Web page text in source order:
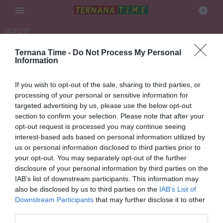
Ternana Time - Do Not Process My Personal
Information
If you wish to opt-out of the sale, sharing to third parties, or
processing of your personal or sensitive information for
targeted advertising by us, please use the below opt-out
section to confirm your selection. Please note that after your
opt-out request is processed you may continue seeing
interest-based ads based on personal information utilized by
us or personal information disclosed to third parties prior to
your opt-out. You may separately opt-out of the further
disclosure of your personal information by third parties on the
IAB’s list of downstream participants. This information may
also be disclosed by us to third parties on the IAB’s List of
Downstream Participants that may further disclose it to other
NOTIZIE
TERNANA, PASSAGGIO DI
ALL'ASTA LE NOVITÀ
ODIERNE
11.06.2026 08:12 di Redazione
VEDI LETTURE
La firma del passaggio di proprietà dell'Orvietana all'Unicusano,
propedeutica per la fusione, in programma oggi e il marchio all'asta
caratterizzano la giornata odierna
PUBBLICITÀ